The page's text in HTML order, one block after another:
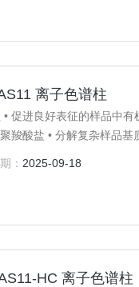
离子色谱柱
促进良好表征的样品中
羧酸盐 • 分解复杂样品基
： 2025-09-18
HC 离子色谱柱